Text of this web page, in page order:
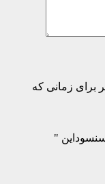
برای زمانی که
"